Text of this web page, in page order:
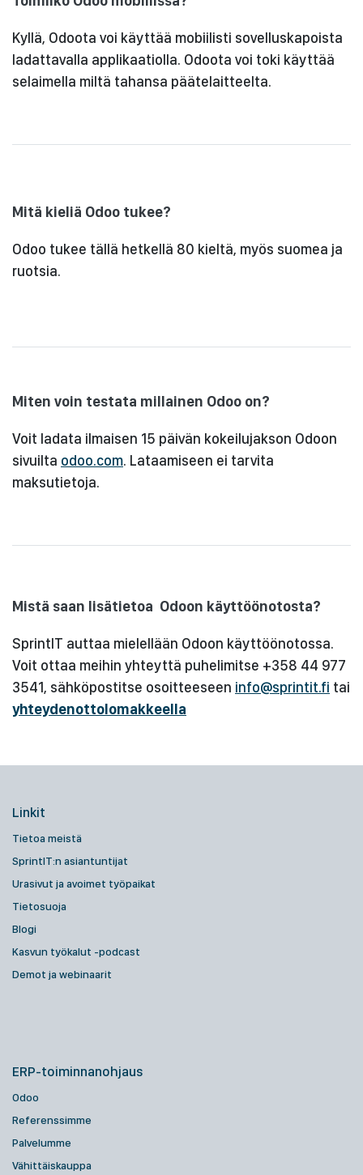
Kyllä, Odoota voi käyttää mobiilisti sovelluskapoista
ladattavalla applikaatiolla. Odoota voi toki käyttää
selaimella miltä tahansa päätelaitteelta.
Mitä kieliä Odoo tukee?
Odoo tukee tällä hetkellä 80 kieltä, myös suomea ja
ruotsia.
Miten voin testata millainen Odoo on?​
Voit ladata ilmaisen 15 päivän kokeilujakson Odoon
sivuilta odoo.com. Lataamiseen ei tarvita
maksutietoja.
Mistä saan lisätietoa Odoon käyttöönotosta? ​
SprintIT auttaa mielellään Odoon käyttöönotossa.
Voit ottaa meihin yhteyttä puhelimitse +358 44 977
3541, sähköpostitse osoitteeseen info@sprintit.fi tai
yhteydenottolomakkeella
Linkit
Tietoa meistä
SprintIT:n asiantuntijat
Urasivut ja avoimet työpaikat
Tietosuoja
Blogi
Kasvun työkalut -podcast
Demot ja webinaarit
ERP-toiminnanohjaus
Odoo
Referenssimme
Palvelumme
Vähittäiskauppa